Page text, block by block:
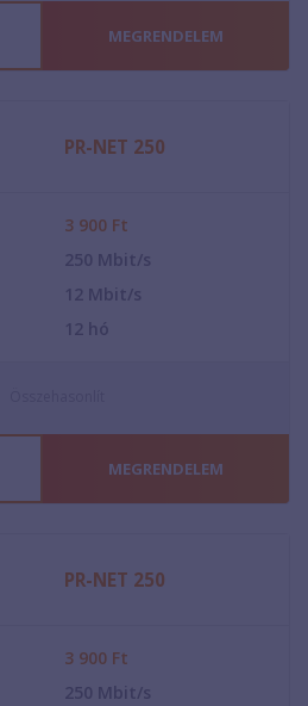
MEGRENDELEM
PR-NET 250
3 900 Ft
250 Mbit/s
12 Mbit/s
12 hó
MEGRENDELEM
PR-NET 250
3 900 Ft
250 Mbit/s